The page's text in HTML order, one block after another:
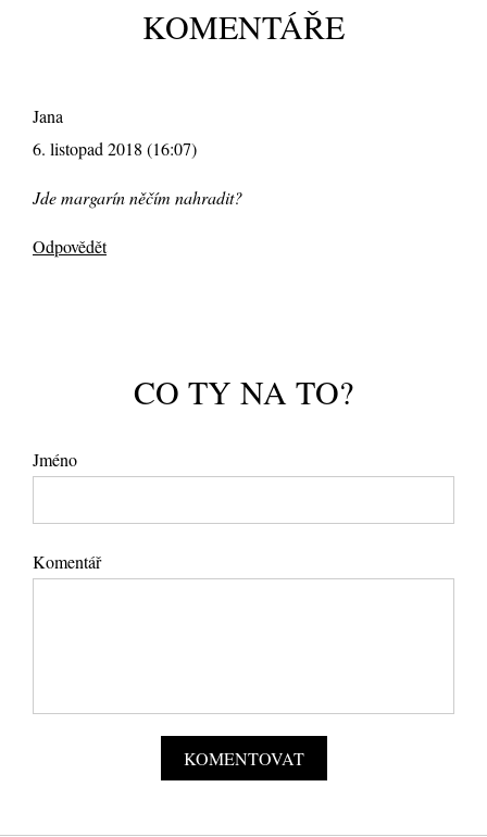
KOMENTÁŘE
Jana
6. listopad 2018 (16:07)
Jde margarín něčím nahradit?
Odpovědět
CO TY NA TO?
Jméno
Komentář